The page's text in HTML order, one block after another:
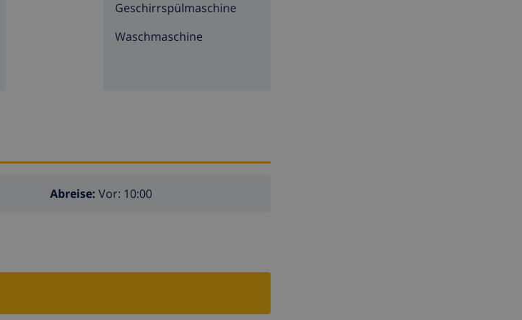
Geschirrspülmaschine
Waschmaschine
Abreise: Vor: 10:00